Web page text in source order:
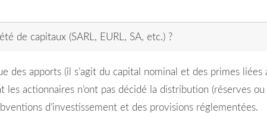
de capitaux (SARL, EURL, SA, etc.) ?
des apports (il s’agit du capital nominal et des primes liées
les actionnaires n’ont pas décidé la distribution (réserves
d’investissement et des provisions réglementées.